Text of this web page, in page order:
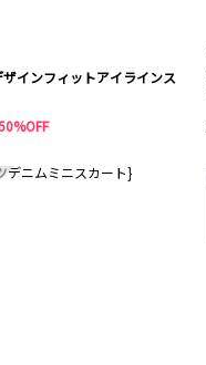
ザインフィットアイラインス